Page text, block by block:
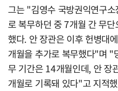
그는 "김영수 국방권익연구
로 복무하던 중 7개월 간 무
했다. 안 장관은 이후 헌병대
개월을 추가로 복무했다"며 "
무 기간은 14개월인데, 안 장
개월로 기록돼 있다"고 지적